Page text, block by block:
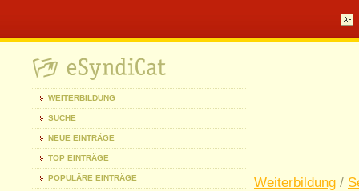
WEITERBILDUNG
SUCHE
NEUE EINTRÄGE
TOP EINTRÄGE
POPULÄRE EINTRÄGE Weiterbildung /